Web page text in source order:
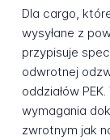
Dla cargo,
wysyłane z
przypisuje
odwrotnej
oddziałów
wymagania
zwrotnym jak